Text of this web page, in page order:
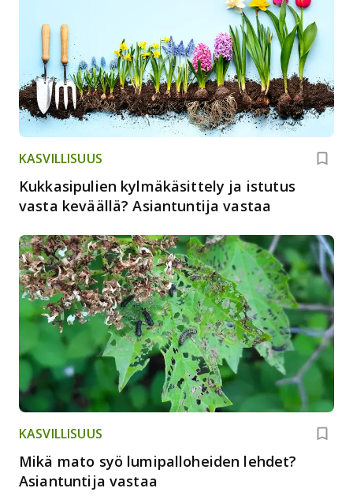
KASVILLISUUS
Kukkasipulien kylmäkäsittely ja istutus
vasta keväällä? Asiantuntija vastaa
KASVILLISUUS
Mikä mato syö lumipalloheiden lehdet?
Asiantuntija vastaa